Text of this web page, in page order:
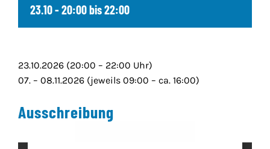
Ausschreibungen
Über uns
23.10 - 20:00bis22:00
23.10.2026 (20:00 – 22:00 Uhr)
07. – 08.11.2026 (jeweils 09:00 – ca. 16:00)
Ausschreibung